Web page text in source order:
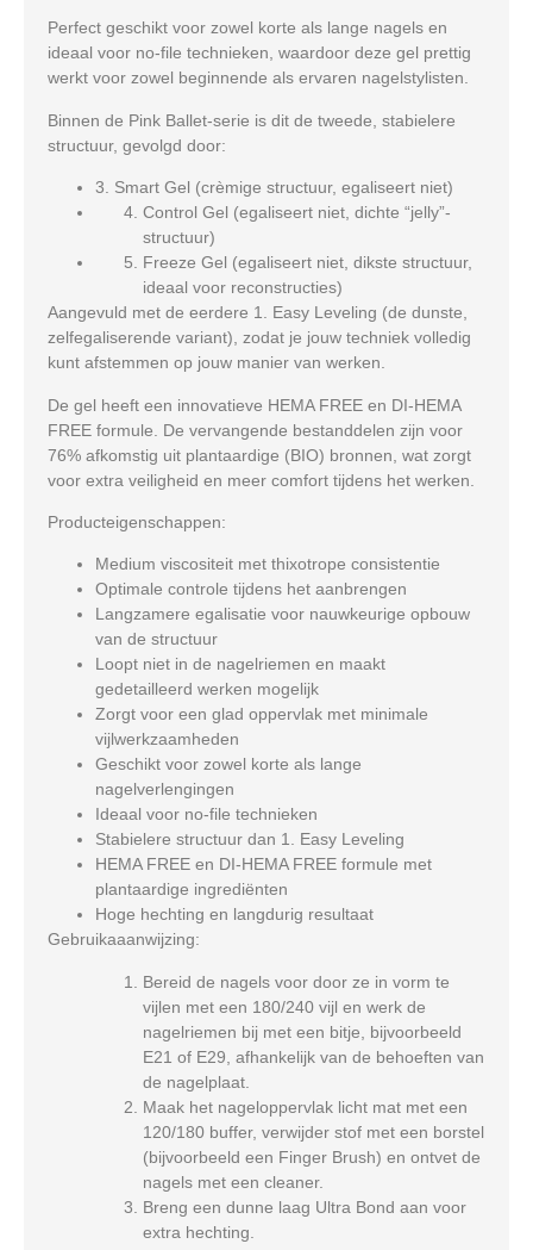
Perfect geschikt voor zowel korte als lange nagels en
ideaal voor no-file technieken, waardoor deze gel prettig
werkt voor zowel beginnende als ervaren nagelstylisten.
Binnen de Pink Ballet-serie is dit de tweede, stabielere
structuur, gevolgd door:
3. Smart Gel (crèmige structuur, egaliseert niet)
Control Gel (egaliseert niet, dichte “jelly”-
structuur)
Freeze Gel (egaliseert niet, dikste structuur,
ideaal voor reconstructies)
Aangevuld met de eerdere 1. Easy Leveling (de dunste,
zelfegaliserende variant), zodat je jouw techniek volledig
kunt afstemmen op jouw manier van werken.
De gel heeft een innovatieve HEMA FREE en DI-HEMA
FREE formule. De vervangende bestanddelen zijn voor
76% afkomstig uit plantaardige (BIO) bronnen, wat zorgt
voor extra veiligheid en meer comfort tijdens het werken.
Producteigenschappen:
Medium viscositeit met thixotrope consistentie
Optimale controle tijdens het aanbrengen
Langzamere egalisatie voor nauwkeurige opbouw
van de structuur
Loopt niet in de nagelriemen en maakt
gedetailleerd werken mogelijk
Zorgt voor een glad oppervlak met minimale
vijlwerkzaamheden
Geschikt voor zowel korte als lange
nagelverlengingen
Ideaal voor no-file technieken
Stabielere structuur dan 1. Easy Leveling
HEMA FREE en DI-HEMA FREE formule met
plantaardige ingrediënten
Hoge hechting en langdurig resultaat
Gebruikaaanwijzing:
Bereid de nagels voor door ze in vorm te
vijlen met een 180/240 vijl en werk de
nagelriemen bij met een bitje, bijvoorbeeld
E21 of E29, afhankelijk van de behoeften van
de nagelplaat.
Maak het nageloppervlak licht mat met een
120/180 buffer, verwijder stof met een borstel
(bijvoorbeeld een Finger Brush) en ontvet de
nagels met een cleaner.
Breng een dunne laag Ultra Bond aan voor
extra hechting.